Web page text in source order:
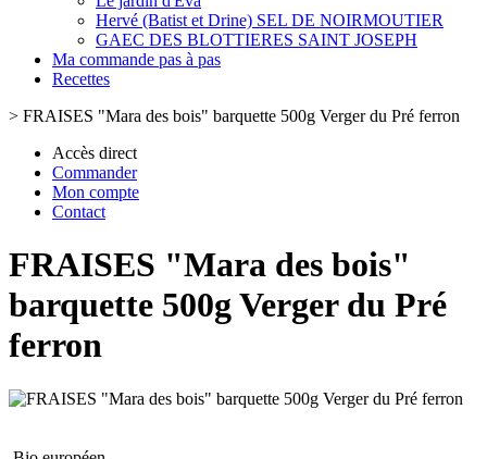
Hervé (Batist et Drine) SEL DE NOIRMOUTIER
GAEC DES BLOTTIERES SAINT JOSEPH
Ma commande pas à pas
Recettes
> FRAISES "Mara des bois" barquette 500g Verger du Pré ferron
Accès direct
Commander
Mon compte
Contact
FRAISES "Mara des bois"
barquette 500g Verger du Pré
ferron